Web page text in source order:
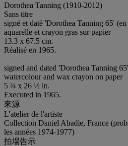
Dorothea Tanning (1910-2012)
Sans titre
signé et daté 'Dorothea Tanning 65'
aquarelle et crayon gras sur papier
13.3 x 67.5 cm.
Réalisé en 1965.
signed and dated 'Dorothea Tanning
watercolour and wax crayon on paper
5 ¼ x 26 ½ in.
Executed in 1965.
來源
L'atelier de l'artiste
Collection Daniel Abadie, France
les années 1974-1977)
拍場告示